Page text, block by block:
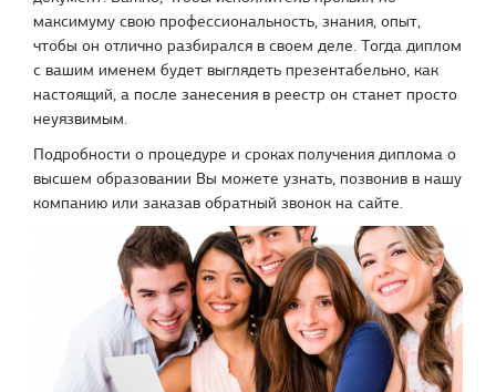
максимуму свою профессиональность, знания, опыт,
чтобы он отлично разбирался в своем деле. Тогда диплом
с вашим именем будет выглядеть презентабельно, как
настоящий, а после занесения в реестр он станет просто
неуязвимым.
Подробности о процедуре и сроках получения диплома о
высшем образовании Вы можете узнать, позвонив в нашу
компанию или заказав обратный звонок на сайте.